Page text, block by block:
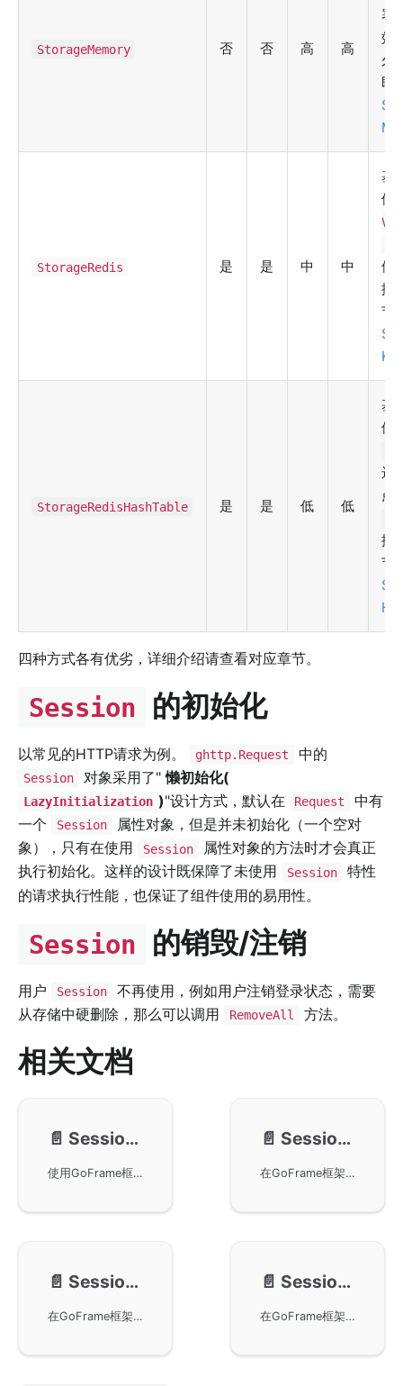
StorageMemory 否 否 高 高
署
效
久
即
StorageRedis 是 是 中 中
基
储
储
据
节
StorageRedisHashTable 是 是 低 低
基
储
远
点
据
节
四种方式各有优劣，详细介绍请查看对应章节。
Session 的初始化
以常见的HTTP请求为例。 ghttp.Request 中的
Session 对象采用了"懒初始化(
LazyInitialization )"设计方式，默认在 Request
中有
一个
Session
属性对象，但是并未初始化（一个空对
象），只有在使用
Session
属性对象的方法时才会真正
执行初始化。这样的设计既保障了未使用
Session
特性
的请求执行性能，也保证了组件使用的易用性。
Session 的销毁/注销
用户 Session
不再使用，例如用户注销登录状态，需要
从存储中硬删除，那么可以调用
RemoveAll 方法。
相关文档
📄️ Session-File
使用GoFrame框架的ghttp.Server实现Session的文件存储。默认情况下，Session存储采用内存和文件结合的方式，通过StorageFile实现持久化管理。得益于gcache模块，Session数据操作高效，特别适合读多写少的场景。同时，演示示例展示了如何在GoFrame项目中设置与获取Session。
📄️ Session-Memory
在GoFrame框架中使用内存存储实现Session功能。内存存储方式简单高效，但不支持持久化，因此在应用程序重启后Session数据会丢失。通过示例代码，详细说明了如何设置Session的过期时间以及如何存储和获取Session数据。
📄️ Session-Redis-KeyValue
在GoFrame框架中使用Redis进行Session的KeyValue存储，以解决多节点部署下Session共享的问题。通过使用StorageRedis对象实现Redis存储，提高执行效率，适合单个用户Session数据量较小的场景，并提供具体的使用示例和说明。在示例中，Session过期时间设为1分钟，展示了设置、获取、删除Session的方法及Redis中Session数据的恢复功能。
📄️ Session-Redis-HashTable
在GoFrame框架中使用RedisHashTableStorage进行Session管理，区别于RedisKeyValueStorage，该方法直接通过Redis服务进行操作，无需全量拉取。通过示例代码，展示了基本的Session设置、获取和删除操作，以及如何在GoFrame中集成这个功能。